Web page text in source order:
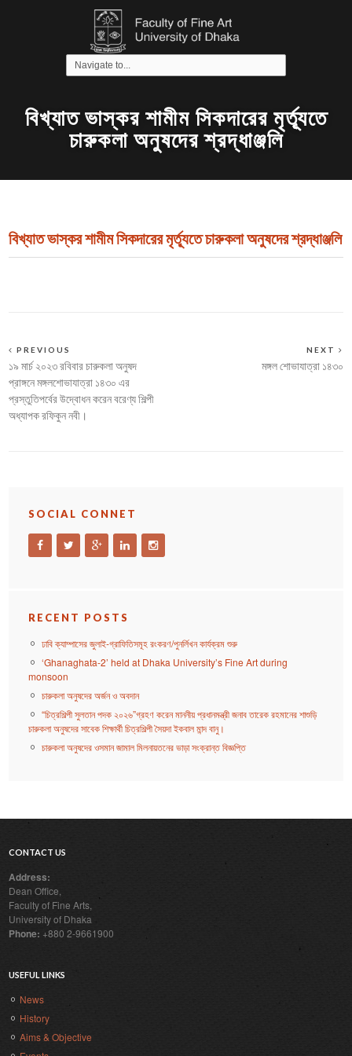
বিখ্যাত ভাস্কর শামীম সিকদারের মৃর্ত্যূতে
চারুকলা অনুষদের শ্রদ্ধাঞ্জলি
বিখ্যাত ভাস্কর শামীম সিকদারের মৃর্ত্যূতে চারুকলা অনুষদের শ্রদ্ধাঞ্জলি
PREVIOUS
১৯ মার্চ ২০২৩ রবিবার চারুকলা অনুষদ
প্রাঙ্গনে মঙ্গলশোভাযাত্রা ১৪৩০ এর
প্রস্তুতিপর্বের উদ্বোধন করেন বরেণ্য শিল্পী
অধ্যাপক রফিকুন নবী।
NEXT
মঙ্গল শোভাযাত্রা ১৪৩০
SOCIAL CONNET
RECENT POSTS
ঢাবি ক্যাম্পাসের জুলাই-গ্রাফিতিসমূহ রংকরণ/পুনর্লিখন কার্যক্রম শুরু
‘Ghanaghata-2’ held at Dhaka University’s Fine Art during
monsoon
চারুকলা অনুষদের অর্জন ও অবদান
“চিত্রশিল্পী সুলতান পদক ২০২৬”গ্রহণ করেন মাননীয় প্রধানমন্ত্রী জনাব তারেক রহমানের শাশুড়ি
চারুকলা অনুষদের সাবেক শিক্ষার্থী চিত্রশিল্পী সৈয়দা ইকবাল মান্দ বানু।
চারুকলা অনুষদের ওসমান জামাল মিলনায়তনের ভাড়া সংক্রান্ত বিজ্ঞপ্তি
CONTACT US
Address:
Dean Office,
Faculty of Fine Arts,
University of Dhaka
Phone: +880 2-9661900
USEFUL LINKS
News
History
Aims & Objective